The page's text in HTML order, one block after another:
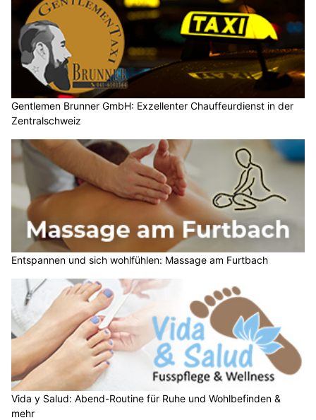
Gentlemen Brunner GmbH: Exzellenter Chauffeurdienst in der
Zentralschweiz
Entspannen und sich wohlfühlen: Massage am Furtbach
Vida y Salud: Abend-Routine für Ruhe und Wohlbefinden &
mehr